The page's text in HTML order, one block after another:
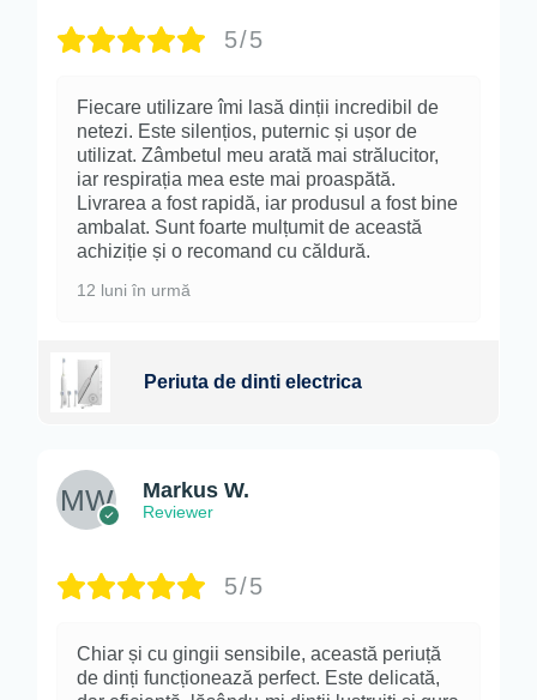
5/5
Fiecare utilizare îmi lasă dinții incredibil de
netezi. Este silențios, puternic și ușor de
utilizat. Zâmbetul meu arată mai strălucitor,
iar respirația mea este mai proaspătă.
Livrarea a fost rapidă, iar produsul a fost bine
ambalat. Sunt foarte mulțumit de această
achiziție și o recomand cu căldură.
12 luni în urmă
Periuta de dinti electrica
Markus W.
Reviewer
5/5
Chiar și cu gingii sensibile, această periuță
de dinți funcționează perfect. Este delicată,